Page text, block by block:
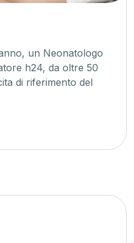
50
La
presenti
assistiamo